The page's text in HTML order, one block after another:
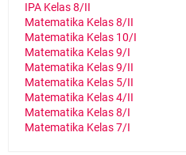
IPA Kelas 8/II
Matematika Kelas 8/II
Matematika Kelas 10/I
Matematika Kelas 9/I
Matematika Kelas 9/II
Matematika Kelas 5/II
Matematika Kelas 4/II
Matematika Kelas 8/I
Matematika Kelas 7/I